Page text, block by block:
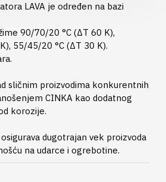
LAVA je određen na bazi
90/70/20 °C (ΔT 60 K),
55/45/20 °C (ΔT 30 K).
sličnim proizvodima konkurentnih
CINKA kao dodatnog
korozije.
dugotrajan vek proizvoda
na udarce i ogrebotine.